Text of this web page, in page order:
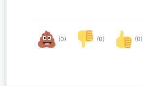
(0) (0) (0)